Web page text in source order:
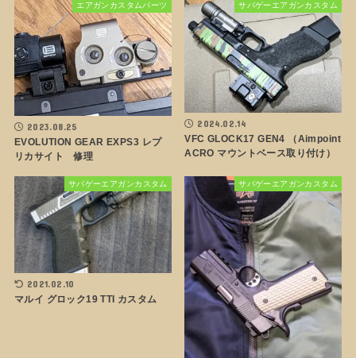
エアガンカスタムパーツ
2023.08.25
EVOLUTION GEAR EXPS3 レプ
リカサイト 修理
サバゲーエアガンカスタム
2024.02.14
VFC GLOCK17 GEN4 （Aimpoint
ACRO マウントベース取り付け）
サバゲーエアガンカスタム
2021.02.10
マルイ グロック19 TTI カスタム
サバゲーエアガンカスタム